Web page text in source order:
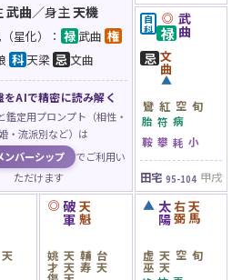
破軍
◎ 天魁
天姚
台輔
天才
天寿
太陽
▲ 右弼天馬
天虚
旬空
天巫
武曲
◎
禄
自科
文曲
▲
忌
紅鸞 旬空
胎 病符
攀鞍
小耗
田宅 95-104 甲戌
武曲／身主天機
星化）： 禄 武曲 権
科 天梁 忌文曲
をAIで精密に読み解く
鑑定用プロンプト（相性・
・流派別など）は
バーシップ
でご利用い
ただけます